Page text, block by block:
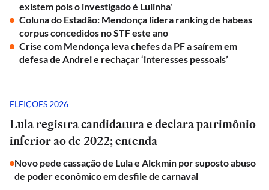
existem pois o investigado é Lulinha'
Coluna do Estadão: Mendonça lidera ranking de habeas
corpus concedidos no STF este ano
Crise com Mendonça leva chefes da PF a saírem em
defesa de Andrei e rechaçar ‘interesses pessoais’
ELEIÇÕES 2026
Lula registra candidatura e declara patrimônio
inferior ao de 2022; entenda
Novo pede cassação de Lula e Alckmin por suposto abuso
de poder econômico em desfile de carnaval